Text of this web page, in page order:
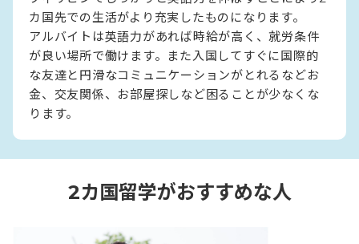
カ国先での生活がより充実したものになります。
アルバイトは英語力があれば時給が高く、就労条件
が良い場所で働けます。また入国してすぐに国際的
な友達と円滑なコミュニケーションがとれるなどお
金、交友関係、お部屋探しなど困ることが少なくな
ります。
2カ国留学がおすすめな人